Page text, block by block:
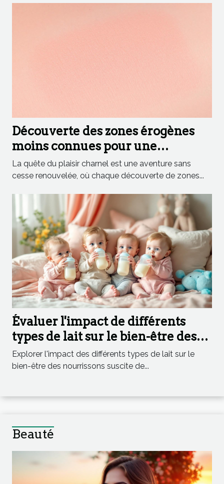
Découverte des zones érogènes
moins connues pour une
exploration complète du plaisir
La quête du plaisir charnel est une aventure sans
cesse renouvelée, où chaque découverte de zones...
Évaluer l'impact de différents
types de lait sur le bien-être des
nourrissons
Explorer l'impact des différents types de lait sur le
bien-être des nourrissons suscite de...
Beauté